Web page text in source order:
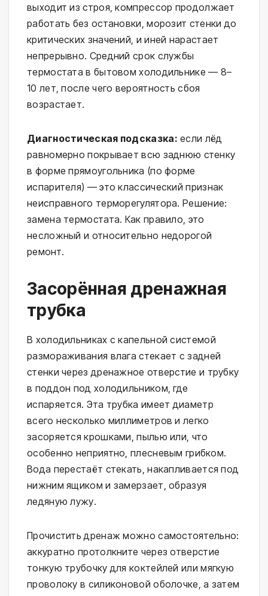
выходит из строя, компрессор продолжает
работать без остановки, морозит стенки до
критических значений, и иней нарастает
непрерывно. Средний срок службы
термостата в бытовом холодильнике — 8–
10 лет, после чего вероятность сбоя
возрастает.
Диагностическая подсказка: если лёд
равномерно покрывает всю заднюю стенку
в форме прямоугольника (по форме
испарителя) — это классический признак
неисправного терморегулятора. Решение:
замена термостата. Как правило, это
несложный и относительно недорогой
ремонт.
Засорённая дренажная
трубка
В холодильниках с капельной системой
размораживания влага стекает с задней
стенки через дренажное отверстие и трубку
в поддон под холодильником, где
испаряется. Эта трубка имеет диаметр
всего несколько миллиметров и легко
засоряется крошками, пылью или, что
особенно неприятно, плесневым грибком.
Вода перестаёт стекать, накапливается под
нижним ящиком и замерзает, образуя
ледяную лужу.
Прочистить дренаж можно самостоятельно:
аккуратно протолкните через отверстие
тонкую трубочку для коктейлей или мягкую
проволоку в силиконовой оболочке, а затем